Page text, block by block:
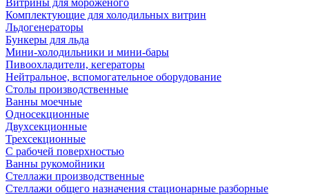
Витрины для мороженого
Комплектующие для холодильных витрин
Льдогенераторы
Бункеры для льда
Мини-холодильники и мини-бары
Пивоохладители, кегераторы
Нейтральное, вспомогательное оборудование
Столы производственные
Ванны моечные
Односекционные
Двухсекционные
Трехсекционные
С рабочей поверхностью
Ванны рукомойники
Стеллажи производственные
Стеллажи общего назначения стационарные разборные